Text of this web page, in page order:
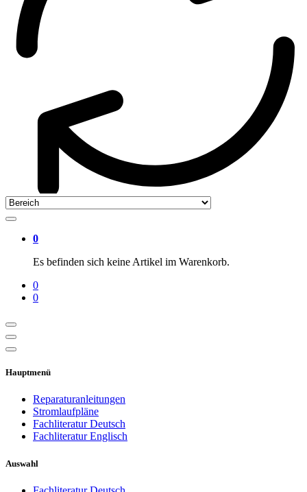
0
Es befinden sich keine Artikel im Warenkorb.
0
0
Hauptmenü
Reparaturanleitungen
Stromlaufpläne
Fachliteratur Deutsch
Fachliteratur Englisch
Auswahl